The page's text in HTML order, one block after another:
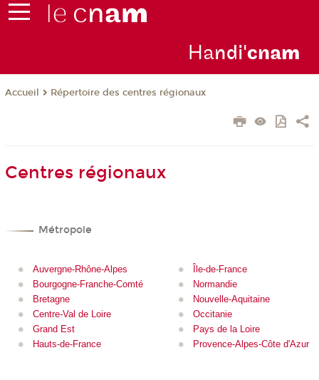
Handi'cnam
Accueil Répertoire des centres régionaux
Centres régionaux
Métropole
Auvergne-Rhône-Alpes
Bourgogne-Franche-Comté
Bretagne
Centre-Val de Loire
Grand Est
Hauts-de-France
Île-de-France
Normandie
Nouvelle-Aquitaine
Occitanie
Pays de la Loire
Provence-Alpes-Côte d'Azur